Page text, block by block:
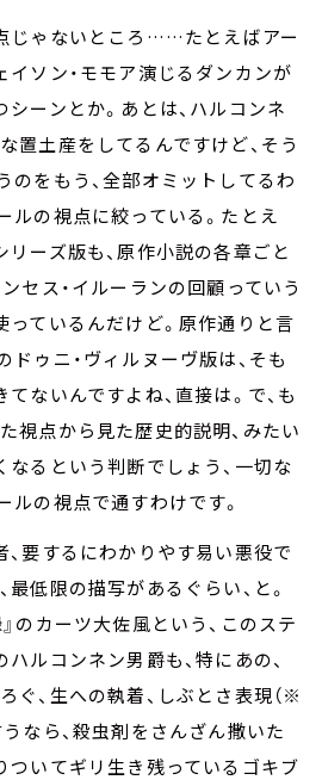
じゃないところ……たとえばアー
イソン・モモア演じるダンカンが
ーンとか。あとは、ハルコンネ
置土産をしてるんですけど、そう
のをもう、全部オミットしてるわ
ルの視点に絞っている。たとえ
リーズ版も、原作小説の各章ごと
セス・イルーランの回顧っていう
っているんだけど。原作通りと言
ドゥニ・ヴィルヌーヴ版は、そも
ないんですよね、直接は。で、も
視点から見た歴史的説明、みたい
なるという判断でしょう、一切な
ルの視点で通すわけです。
、要するにわかりやす易い悪役で
低限の描写があるぐらい、と。
のカーツ大佐風という、このステ
ルコンネン男爵も、特にあの、
ぐ、生への執着、しぶとさ表現（※
なら、殺虫剤をさんざん撒いた
ついてギリ生き残っているゴキブ